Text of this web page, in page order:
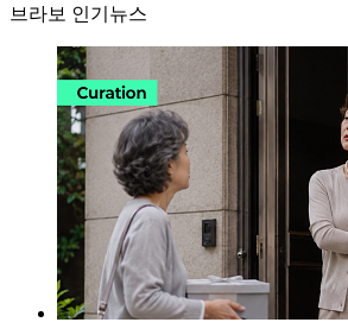
브라보 인기뉴스